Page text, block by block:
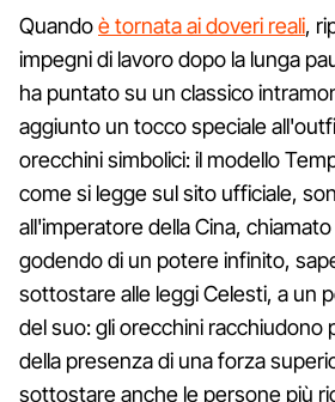
Quandoè tornata ai doveri reali,
impegni di lavoro dopo la lunga
ha puntato su un classico
aggiunto un tocco speciale
orecchini simbolici: il modello
come si legge sul sito ufficiale,
all'imperatore della Cina,
godendo di un potere infinito,
sottostare alle leggi Celesti, a un
del suo: gli orecchini racchiudono
della presenza di una forza
sottostare anche le persone più